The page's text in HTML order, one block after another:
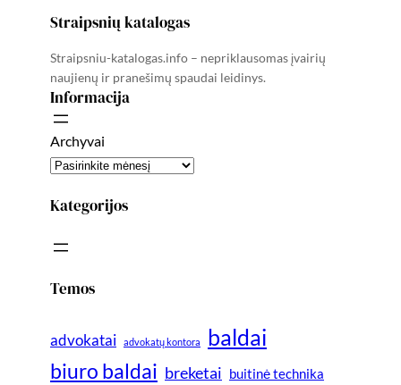
Straipsnių katalogas
Straipsniu-katalogas.info – nepriklausomas įvairių
naujienų ir pranešimų spaudai leidinys.
Informacija
Archyvai
Kategorijos
Temos
advokatai advokatų kontora baldai
biuro baldai breketai buitinė technika